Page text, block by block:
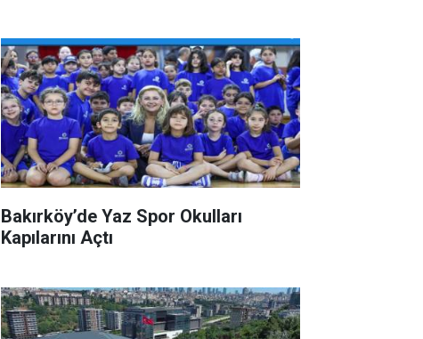
Bakırköy’de Yaz Spor Okulları
Kapılarını Açtı